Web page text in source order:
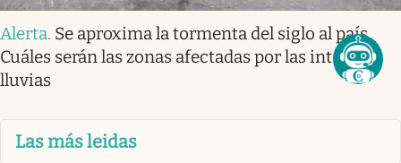
Alerta. Se aproxima la tormenta del siglo al país.
Cuáles serán las zonas afectadas por las intensas
lluvias
Las más leidas